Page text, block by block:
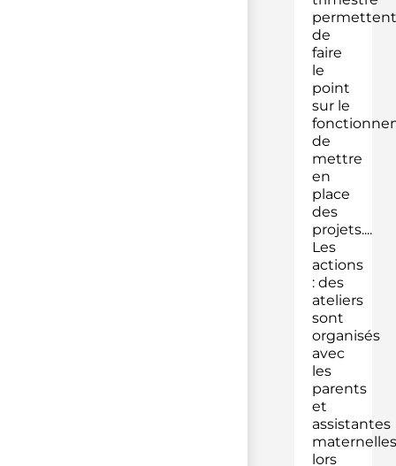
permettent
de
faire
le
point
sur le
de
mettre
en
place
des
projets....
Les
actions
: des
ateliers
sont
organisés
avec
les
parents
et
assistantes
maternelles
lors